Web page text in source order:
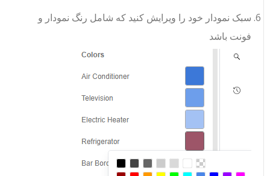
سبک نمودار خود را ویرایش کنید که شامل رنگ نمودار و
فونت باشد